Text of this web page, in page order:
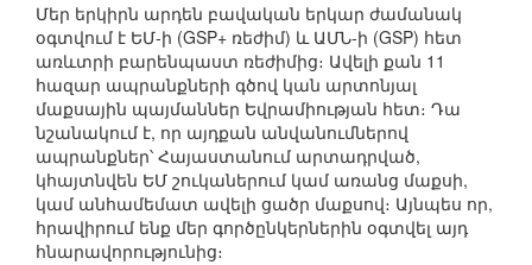
Մեր երկիրն արդեն բավական երկար ժամանակ
օգտվում է ԵՄ-ի (GSP+ ռեժիմ) և ԱՄՆ-ի (GSP) հետ
առևտրի բարենպաստ ռեժիմից։ Ավելի քան 11
հազար ապրանքների գծով կան արտոնյալ
մաքսային պայմաններ Եվրամիության հետ։ Դա
նշանակում է, որ այդքան անվանումներով
ապրանքներ՝ Հայաստանում արտադրված,
կհայտնվեն ԵՄ շուկաներում կամ առանց մաքսի,
կամ անհամեմատ ավելի ցածր մաքսով։ Այնպես որ,
հրավիրում ենք մեր գործընկերներին օգտվել այդ
հնարավորությունից։